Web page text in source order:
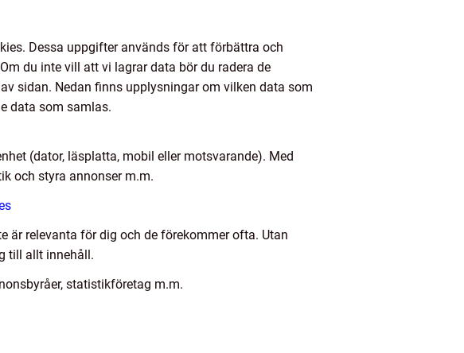
Dessa uppgifter används för att förbättra och
du inte vill att vi lagrar data bör du radera de
sidan. Nedan finns upplysningar om vilken data som
data som samlas.
(dator, läsplatta, mobil eller motsvarande). Med
och styra annonser m.m.
är relevanta för dig och de förekommer ofta. Utan
till allt innehåll.
statistikföretag m.m.